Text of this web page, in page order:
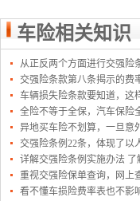
车险相关知识
从正反两个方面进行交强险
交强险条款第八条揭示的费
车辆损失险条款要知道，这
全险不等于全保，汽车保险
异地买车险不划算，一旦意
交强险条例22条，体现了以
详解交强险条例实施办法 了
重视交强险保单查询，网上
看不懂车损险费率表也不影